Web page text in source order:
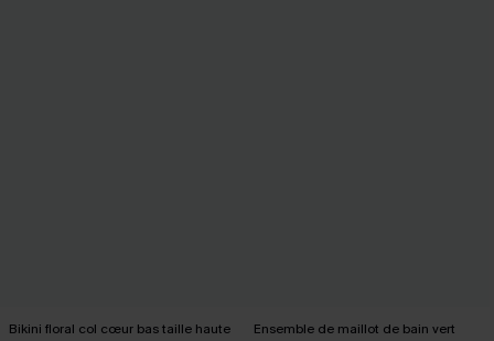
Bikini floral col cœur bas taille haute
Ensemble de maillot de bain vert